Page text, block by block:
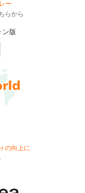
ー
らから
ン版
の向上に